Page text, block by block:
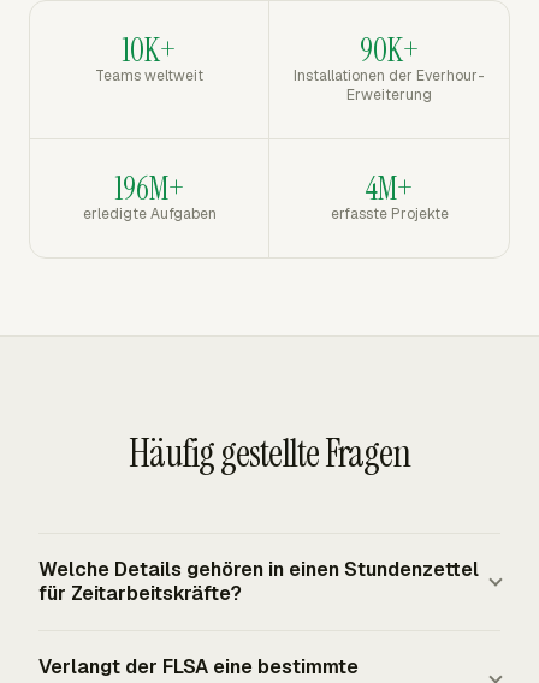
10K+
Teams weltweit
90K+
Installationen der Everhour-
Erweiterung
196M+
erledigte Aufgaben
4M+
erfasste Projekte
Häufig gestellte Fragen
Welche Details gehören in einen Stundenzettel
für Zeitarbeitskräfte?
die Arbeitskraft, den Einsatz oder Kunden, den Arbeitsort,
Verlangt der FLSA eine bestimmte